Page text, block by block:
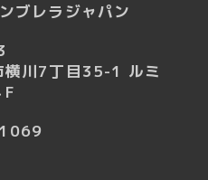
ブレラジャパン
横川7丁目35-1 ルミ
F